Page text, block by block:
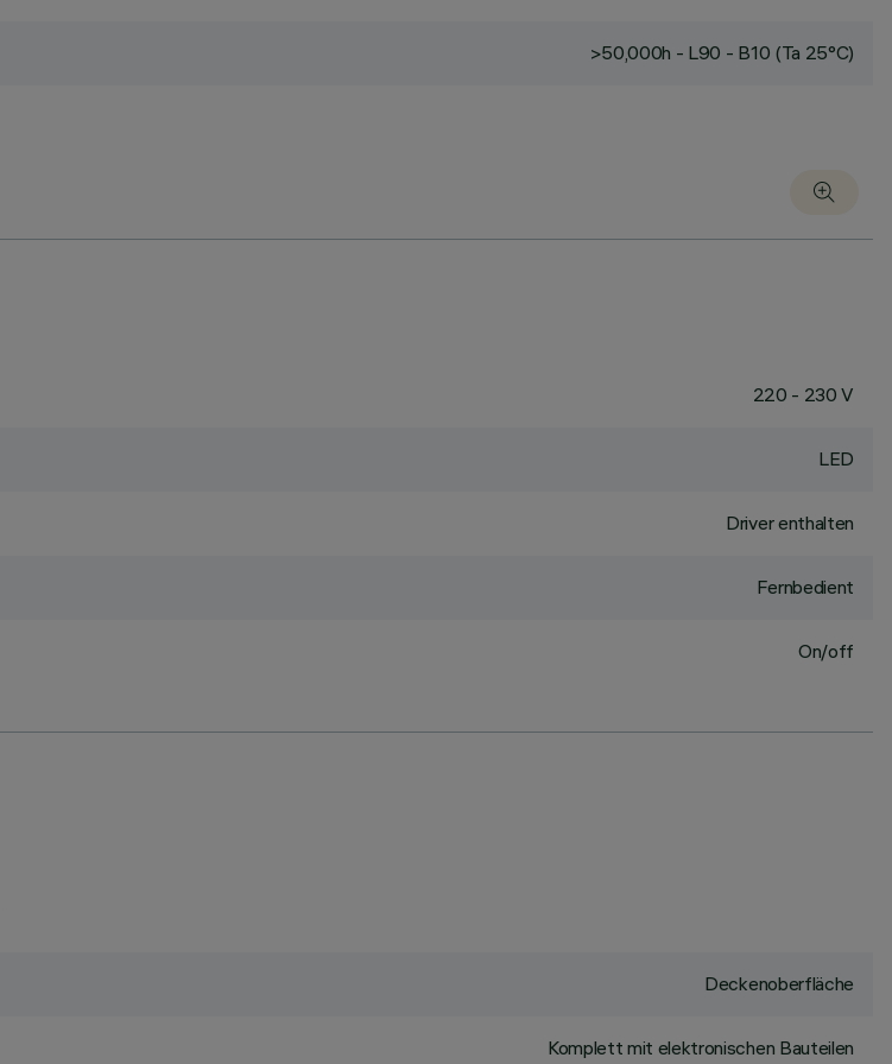
>50,000h - L90 - B10 (Ta 25°C)
220 - 230 V
LED
Driver enthalten
Fernbedient
On/off
Deckenoberfläche
Komplett mit elektronischen Bauteilen